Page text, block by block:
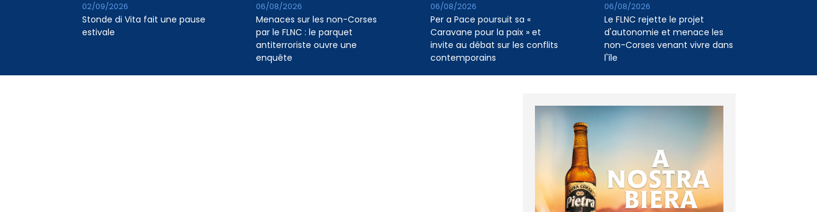
Stonde di Vita fait une pause
estivale
02/09/2026
Menaces sur les non-Corses
par le FLNC : le parquet
antiterroriste ouvre une
enquête
06/08/2026
Per a Pace poursuit sa «
Caravane pour la paix » et
invite au débat sur les conflits
contemporains
06/08/2026
Le FLNC rejette le projet
d'autonomie et menace les
non-Corses venant vivre dans
l'île
06/08/2026